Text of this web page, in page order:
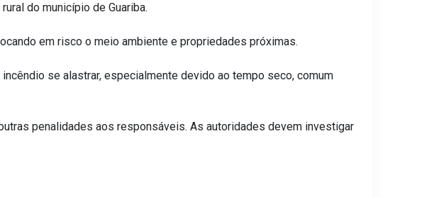
do município de Guariba.
em risco o meio ambiente e propriedades próximas.
se alastrar, especialmente devido ao tempo seco, comum
penalidades aos responsáveis. As autoridades devem investigar